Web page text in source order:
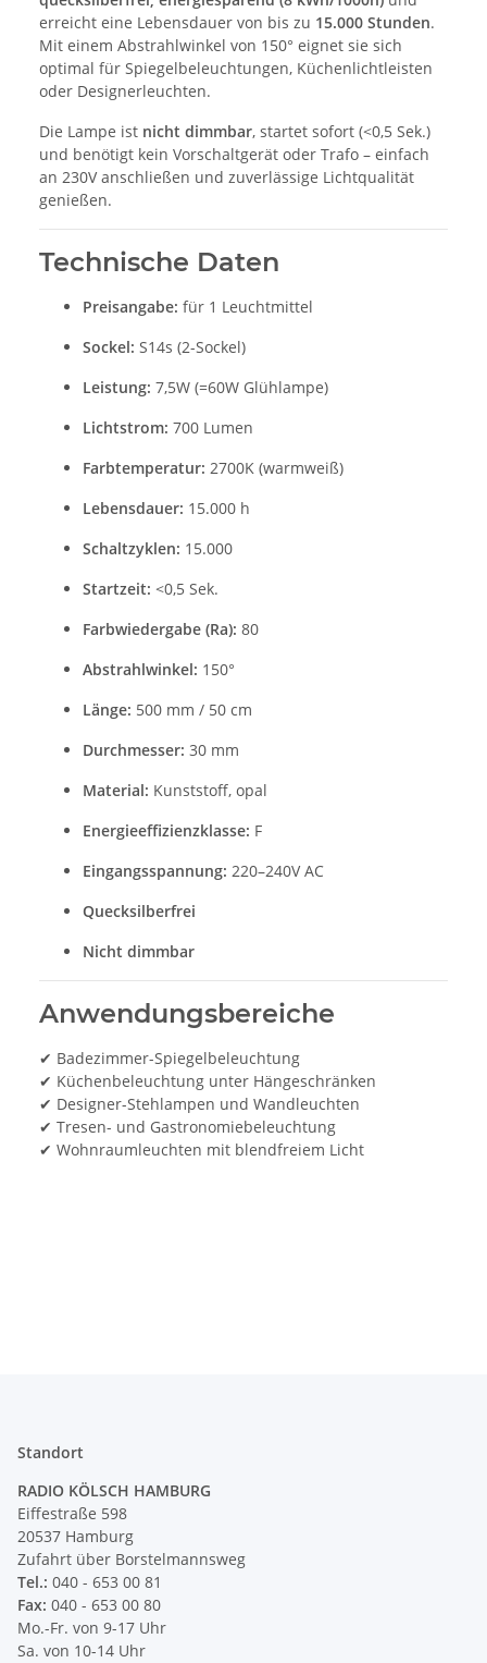
erreicht eine Lebensdauer von bis zu 15.000 Stunden.
Mit einem Abstrahlwinkel von 150° eignet sie sich
optimal für Spiegelbeleuchtungen, Küchenlichtleisten
oder Designerleuchten.
Die Lampe ist nicht dimmbar, startet sofort (<0,5 Sek.)
und benötigt kein Vorschaltgerät oder Trafo – einfach
an 230V anschließen und zuverlässige Lichtqualität
genießen.
Technische Daten
Preisangabe: für 1 Leuchtmittel
Sockel: S14s (2-Sockel)
Leistung: 7,5W (=60W Glühlampe)
Lichtstrom: 700 Lumen
Farbtemperatur: 2700K (warmweiß)
Lebensdauer: 15.000 h
Schaltzyklen: 15.000
Startzeit: <0,5 Sek.
Farbwiedergabe (Ra): 80
Abstrahlwinkel: 150°
Länge: 500 mm / 50 cm
Durchmesser: 30 mm
Material: Kunststoff, opal
Energieeffizienzklasse: F
Eingangsspannung: 220–240V AC
Quecksilberfrei
Nicht dimmbar
Anwendungsbereiche
✔ Badezimmer-Spiegelbeleuchtung
✔ Küchenbeleuchtung unter Hängeschränken
✔ Designer-Stehlampen und Wandleuchten
✔ Tresen- und Gastronomiebeleuchtung
✔ Wohnraumleuchten mit blendfreiem Licht
Standort
RADIO KÖLSCH HAMBURG
Eiffestraße 598
20537 Hamburg
Zufahrt über Borstelmannsweg
Tel.: 040 - 653 00 81
Fax: 040 - 653 00 80
Mo.-Fr. von 9-17 Uhr
Sa. von 10-14 Uhr